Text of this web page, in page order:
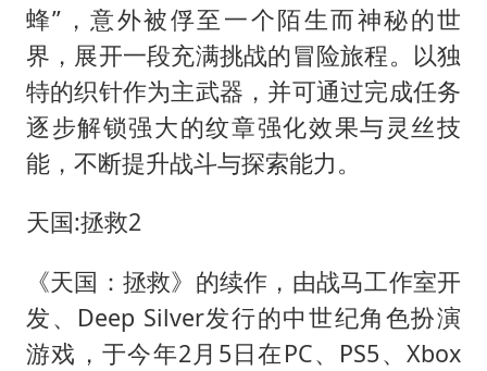
蜂”，意外被俘至一个陌生而神秘的世
界，展开一段充满挑战的冒险旅程。以独
特的织针作为主武器，并可通过完成任务
逐步解锁强大的纹章强化效果与灵丝技
能，不断提升战斗与探索能力。
天国:拯救2
《天国：拯救》的续作，由战马工作室开
发、Deep Silver发行的中世纪角色扮演
游戏，于今年2月5日在PC、PS5、Xbox